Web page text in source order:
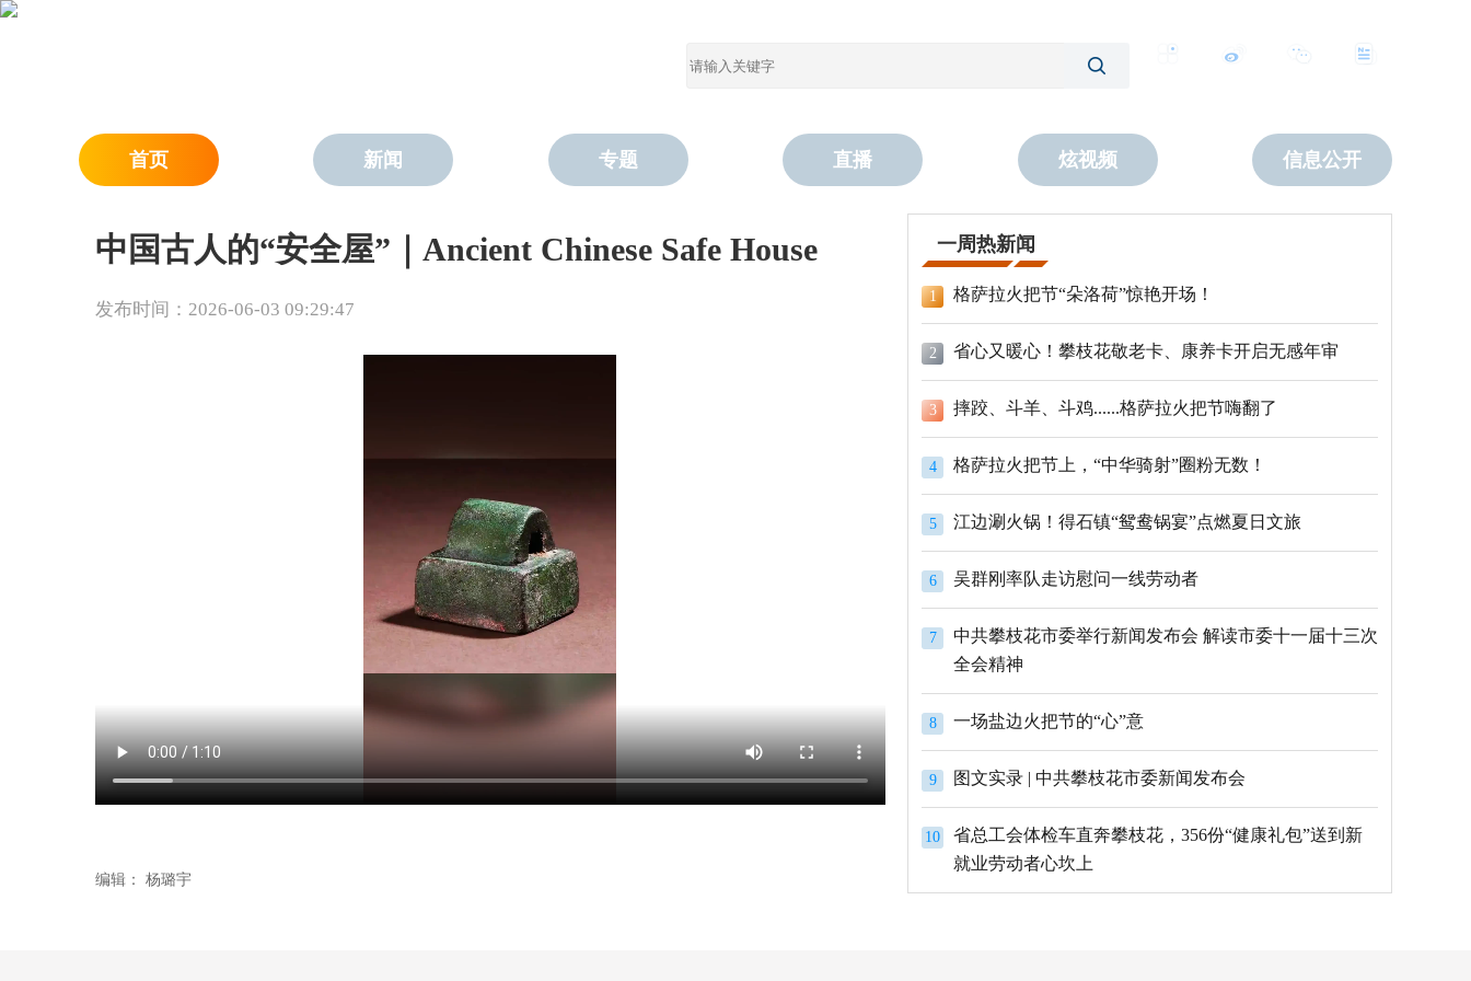
首页 新闻 专题 直播 炫视频 信息公开
中国古人的“安全屋”｜Ancient Chinese Safe House
发布时间：2026-06-03 09:29:47
编辑： 杨璐宇
一周热新闻
1 格萨拉火把节“朵洛荷”惊艳开场！
2 省心又暖心！攀枝花敬老卡、康养卡开启无感年审
3 摔跤、斗羊、斗鸡......格萨拉火把节嗨翻了
4 格萨拉火把节上，“中华骑射”圈粉无数！
5 江边涮火锅！得石镇“鸳鸯锅宴”点燃夏日文旅
6 吴群刚率队走访慰问一线劳动者
7
中共攀枝花市委举行新闻发布会 解读市委十一届十三次
全会精神
8 一场盐边火把节的“心”意
9 图文实录 | 中共攀枝花市委新闻发布会
10
省总工会体检车直奔攀枝花，356份“健康礼包”送到新
就业劳动者心坎上